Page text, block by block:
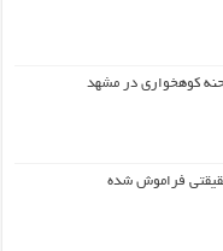
کوهخواری در مشهد
حقیقتی فراموش شده